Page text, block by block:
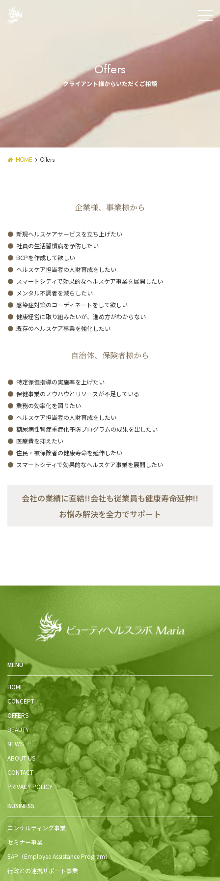
Offers
クライアント様からいただくご相談
HOME Offers
企業様、事業様から
新規ヘルスケアサービスを立ち上げたい
社員の生活習慣病を予防したい
BCPを作成して欲しい
ヘルスケア担当者の人財育成をしたい
スマートシティで効果的なヘルスケア事業を展開したい
メンタル不調者を減らしたい
感染症対策のコーディネートをして欲しい
健康経営に取り組みたいが、進め方がわからない
既存のヘルスケア事業を強化したい
自治体、保険者様から
特定保健指導の実施率を上げたい
保健事業のノウハウとリソースが不足している
業務の効率化を図りたい
ヘルスケア担当者の人財育成をしたい
糖尿病性腎症重症化予防プログラムの成果を出したい
医療費を抑えたい
住民・被保険者の健康寿命を延伸したい
スマートシティで効果的なヘルスケア事業を展開したい
会社の業績に直結!!会社も従業員も健康寿命延伸!!
お悩み解決を全力でサポート
MENU
HOME
CONCEPT
OFFERS
BEAUTY
NEWS
ABOUT US
CONTACT
PRIVACY POLICY
BUSINESS
コンサルティング事業
セミナー事業
EAP（Employee Assistance Program）
行政との連携サポート事業